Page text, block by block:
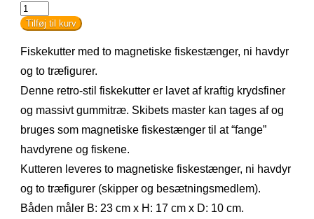
Ted's
Fiskekutter
-
Indigo
Jamm
antal
Tilføj til kurv
Fiskekutter med to magnetiske fiskestænger, ni havdyr
og to træfigurer.
Denne retro-stil fiskekutter er lavet af kraftig krydsfiner
og massivt gummitræ. Skibets master kan tages af og
bruges som magnetiske fiskestænger til at “fange”
havdyrene og fiskene.
Kutteren leveres to magnetiske fiskestænger, ni havdyr
og to træfigurer (skipper og besætningsmedlem).
Båden måler B: 23 cm x H: 17 cm x D: 10 cm.